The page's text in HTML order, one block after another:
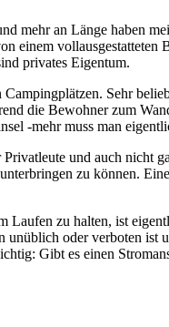
mehr an Länge haben
einem vollausgestatteten
privates Eigentum.
Sehr
die Bewohner zum
-mehr muss man
und auch nicht
zu können.
Laufen zu halten, ist
oder verboten ist
Gibt es einen